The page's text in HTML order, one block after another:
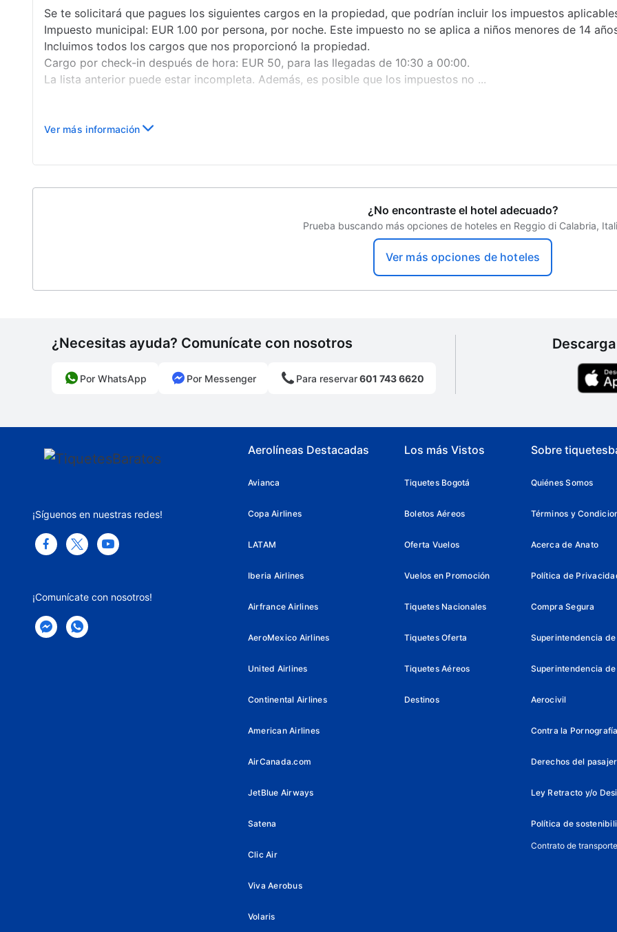
Se te solicitará que pagues los siguientes cargos en la propiedad, que podrían incluir los impuestos
Impuesto municipal: EUR 1.00 por persona, por noche. Este impuesto no se aplica a niños menores de 14
Incluimos todos los cargos que nos proporcionó la propiedad.
Cargo por check-in después de hora: EUR 50, para las llegadas de 10:30 a 00:00.
La lista anterior puede estar incompleta. Además, es posible que los impuestos no ...
Ver más información
¿No encontraste el hotel adecuado?
Prueba buscando más opciones de hoteles en Reggio di Calabria,
Ver más opciones de hoteles
¿Necesitas ayuda? Comunícate con nosotros
Por WhatsApp Por Messenger Para reservar601 743 6620
¡Síguenos en nuestras redes!
¡Comunícate con nosotros!
Aerolíneas Destacadas
Avianca
Copa Airlines
LATAM
Iberia Airlines
Airfrance Airlines
AeroMexico Airlines
United Airlines
Continental Airlines
American Airlines
AirCanada.com
JetBlue Airways
Satena
Clic Air
Viva Aerobus
Volaris
Los más Vistos
Tiquetes Bogotá
Boletos Aéreos
Oferta Vuelos
Vuelos en Promoción
Tiquetes Nacionales
Tiquetes Oferta
Tiquetes Aéreos
Destinos
Sobre
Quiénes Somos
Términos y
Acerca de Anato
Política de
Compra Segura
Superintendencia
Superintendencia
Aerocivil
Contra la
Derechos del
Ley Retracto y/o
Política de
Contrato de